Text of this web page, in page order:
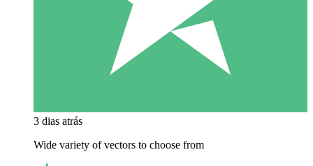
3 dias atrás
Wide variety of vectors to choose from